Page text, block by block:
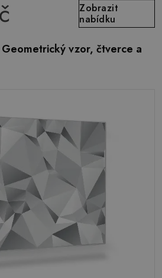
Zobrazit
nabídku
vzor, čtverce a